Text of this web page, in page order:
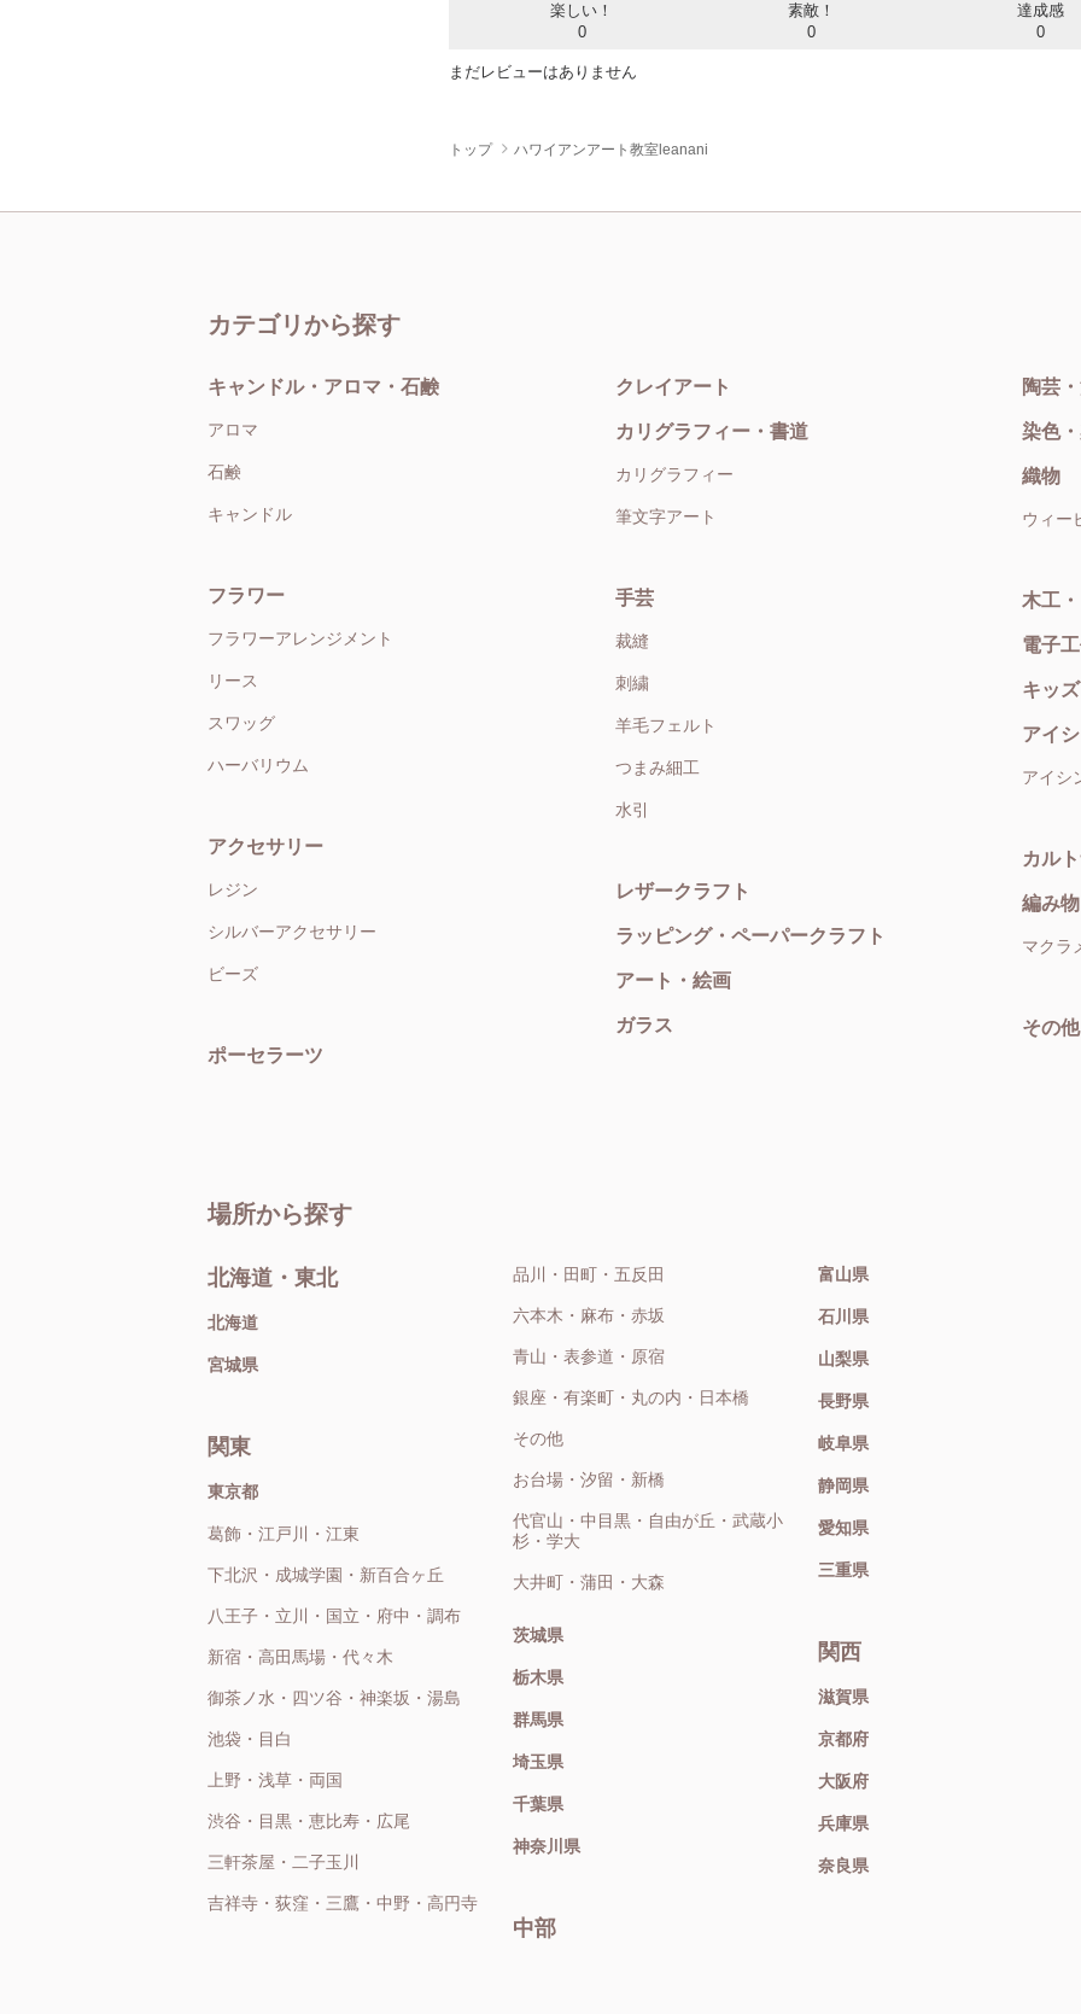
楽しい！
0
素敵！
0
達成感
0
まだレビューはありません
トップ ハワイアンアート教室leanani
カテゴリから探す
キャンドル・アロマ・石鹸
アロマ
石鹸
キャンドル
フラワー
フラワーアレンジメント
リース
スワッグ
ハーバリウム
アクセサリー
レジン
シルバーアクセサリー
ビーズ
ポーセラーツ
クレイアート
カリグラフィー・書道
カリグラフィー
筆文字アート
手芸
裁縫
刺繍
羊毛フェルト
つまみ細工
水引
レザークラフト
ラッピング・ペーパークラフト
アート・絵画
ガラス
陶芸
染色
織物
ウィー
木工
電子
キッ
アイ
アイシ
カル
編み物
マクラ
その他
場所から探す
北海道・東北
北海道
宮城県
関東
東京都
葛飾・江戸川・江東
下北沢・成城学園・新百合ヶ丘
八王子・立川・国立・府中・調布
新宿・高田馬場・代々木
御茶ノ水・四ツ谷・神楽坂・湯島
池袋・目白
上野・浅草・両国
渋谷・目黒・恵比寿・広尾
三軒茶屋・二子玉川
吉祥寺・荻窪・三鷹・中野・高円寺
品川・田町・五反田
六本木・麻布・赤坂
青山・表参道・原宿
銀座・有楽町・丸の内・日本橋
その他
お台場・汐留・新橋
代官山・中目黒・自由が丘・武蔵小
杉・学大
大井町・蒲田・大森
茨城県
栃木県
群馬県
埼玉県
千葉県
神奈川県
中部
富山県
石川県
山梨県
長野県
岐阜県
静岡県
愛知県
三重県
関西
滋賀県
京都府
大阪府
兵庫県
奈良県